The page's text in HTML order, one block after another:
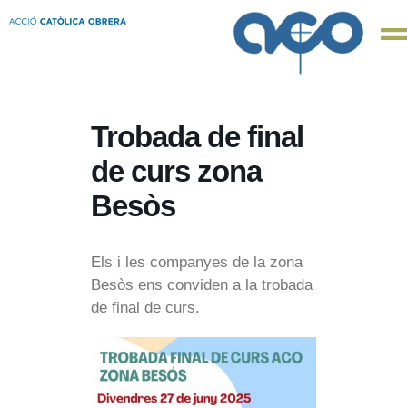
Trobada de final
de curs zona
Besòs
Els i les companyes de la zona
Besòs ens conviden a la trobada
de final de curs.